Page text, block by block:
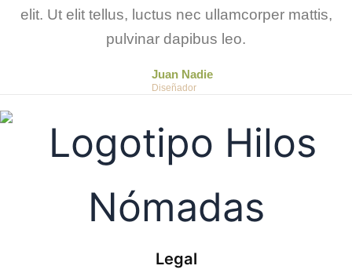
elit. Ut elit tellus, luctus nec ullamcorper mattis,
pulvinar dapibus leo.
Juan Nadie
Diseñador
Legal